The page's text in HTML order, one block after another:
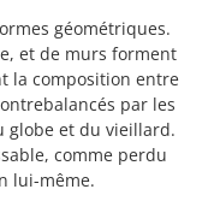
géométriques.
et de murs forment
la composition entre
par les
globe et du vieillard.
comme perdu
lui-même.